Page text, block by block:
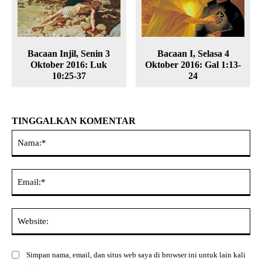
Bacaan Injil, Senin 3
Oktober 2016: Luk
10:25-37
Bacaan I, Selasa 4
Oktober 2016: Gal 1:13-
24
TINGGALKAN KOMENTAR
Simpan nama, email, dan situs web saya di browser ini untuk lain kali